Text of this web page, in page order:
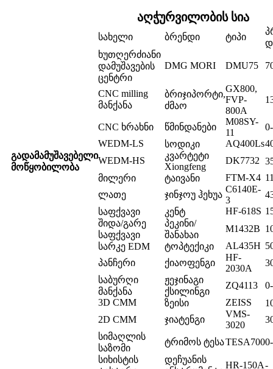
აღჭურვილობის სია
გადამამუშავებელი
მოწყობილობა
სახელი ბრენდი ტიპი
ხუთღერძიანი
დამუშავების
ცენტრი
DMG MORI DMU75
CNC milling
მანქანა
ბრიჯიპორტი,
ძმაო
GX800,
FVP-
800A
CNC ხრახნი წმინდანები
M08SY-
11
WEDM-LS
სოდიკი AQ400Ls
WEDM-HS
კვარტეტი
Xiongfeng
DK7732
მილერი
ტაივანი FTM-X4
ლათე
ჯინჯოუ ჰეხუა
C6140E-
3
საფქვავი
კენტ HF-618S
შიდა/გარე
საფქვავი
პეკინი/
შანახაი
M1432B
სარკე EDM
ტოპტექიკი AL435H
პანჩერი
ქიაოფენგი
HF-
2030A
საბურღი
მანქანა
ჟეჯინაგი
ქსილინგი
ZQ4113
3D CMM ზეისი ZEISS
2D CMM
ჯიატენგი
VMS-
3020
სიმაღლის
საზომი
ტრიმოს ტესაTESA700
სიხისტის
დეჩუანის
HR-150A-